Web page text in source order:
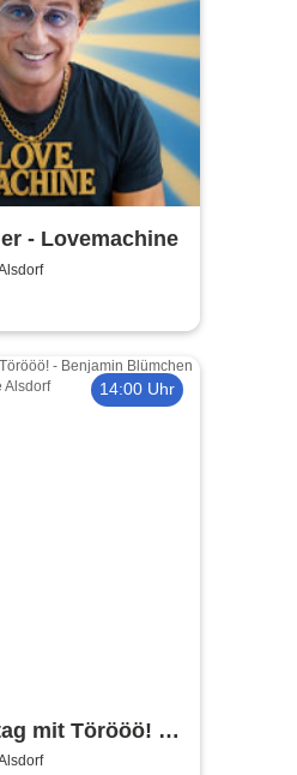
- Lovemachine
14:00 Uhr
mit Törööö! -